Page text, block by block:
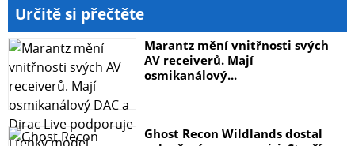
Určitě si přečtěte
Marantz mění vnitřnosti svých
AV receiverů. Mají
osmikanálový...
Ghost Recon Wildlands dostal